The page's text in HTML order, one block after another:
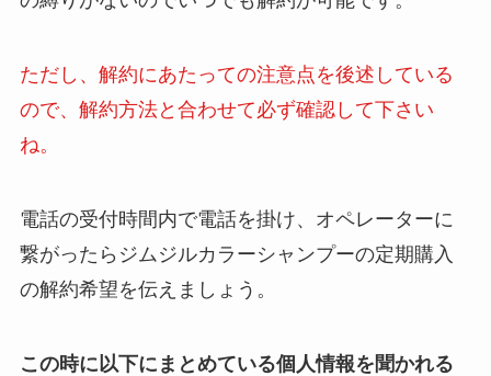
ただし、解約にあたっての注意点を後述している
ので、解約方法と合わせて必ず確認して下さい
ね。
電話の受付時間内で電話を掛け、オペレーターに
繋がったらジムジルカラーシャンプーの定期購入
の解約希望を伝えましょう。
この時に以下にまとめている個人情報を聞かれる